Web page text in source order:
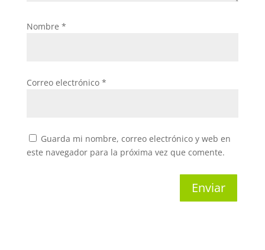
Nombre *
Correo electrónico *
Guarda mi nombre, correo electrónico y web en
este navegador para la próxima vez que comente.
Enviar